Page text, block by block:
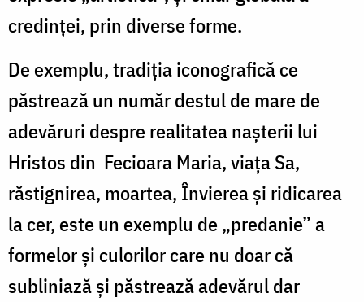
credinței, prin diverse forme.
De exemplu, tradiția iconografică ce
păstrează un număr destul de mare de
adevăruri despre realitatea nașterii lui
Hristos din Fecioara Maria, viața Sa,
răstignirea, moartea, Învierea și ridicarea
la cer, este un exemplu de „predanie” a
formelor şi culorilor care nu doar că
subliniază și păstrează adevărul dar